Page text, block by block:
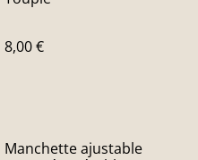
8,00 €
Manchette ajustable